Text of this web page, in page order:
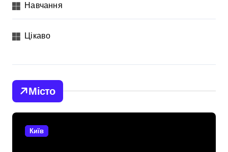
Навчання
Цікаво
Місто
Київ